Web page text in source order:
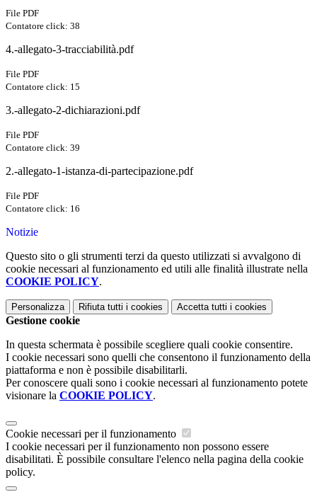
File PDF
Contatore click: 38
4.-allegato-3-tracciabilità.pdf
File PDF
Contatore click: 15
3.-allegato-2-dichiarazioni.pdf
File PDF
Contatore click: 39
2.-allegato-1-istanza-di-partecipazione.pdf
File PDF
Contatore click: 16
Notizie
Questo sito o gli strumenti terzi da questo utilizzati si avvalgono di
cookie necessari al funzionamento ed utili alle finalità illustrate nella
COOKIE POLICY.
Personalizza Rifiuta tutti i cookies Accetta tutti i cookies
Gestione cookie
In questa schermata è possibile scegliere quali cookie consentire.
I cookie necessari sono quelli che consentono il funzionamento della
piattaforma e non è possibile disabilitarli.
Per conoscere quali sono i cookie necessari al funzionamento potete
visionare la COOKIE POLICY.
Cookie necessari per il funzionamento
I cookie necessari per il funzionamento non possono essere
disabilitati. È possibile consultare l'elenco nella pagina della cookie
policy.